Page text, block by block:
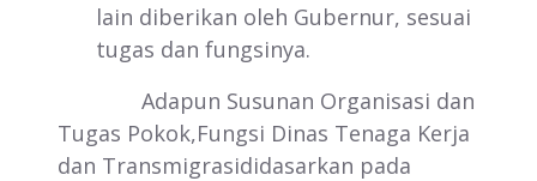
lain diberikan oleh Gubernur, sesuai
tugas dan fungsinya.
Adapun Susunan Organisasi dan
Tugas Pokok,Fungsi Dinas Tenaga Kerja
dan Transmigrasididasarkan pada